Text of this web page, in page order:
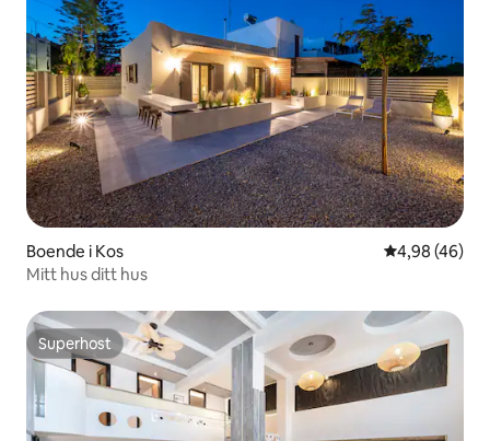
Boende i Kos 4,98 av 5 i
4,98 (46)
Mitt hus ditt hus
Superhost
Superhost